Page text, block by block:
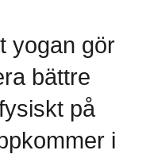
yogan gör
bättre
på
i